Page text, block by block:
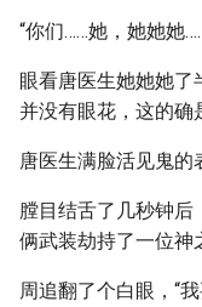
“你们……她，她她她
眼看唐医生她她她了
并没有眼花，这的确
唐医生满脸活见鬼的
膛目结舌了几秒钟后
俩武装劫持了一位神
周追翻了个白眼，“